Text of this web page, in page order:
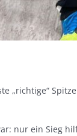
„richtige“
nur ein Sieg